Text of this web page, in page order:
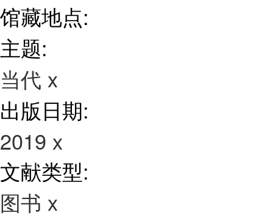
馆藏地点:
主题:
当代 x
出版日期:
2019 x
文献类型:
图书 x